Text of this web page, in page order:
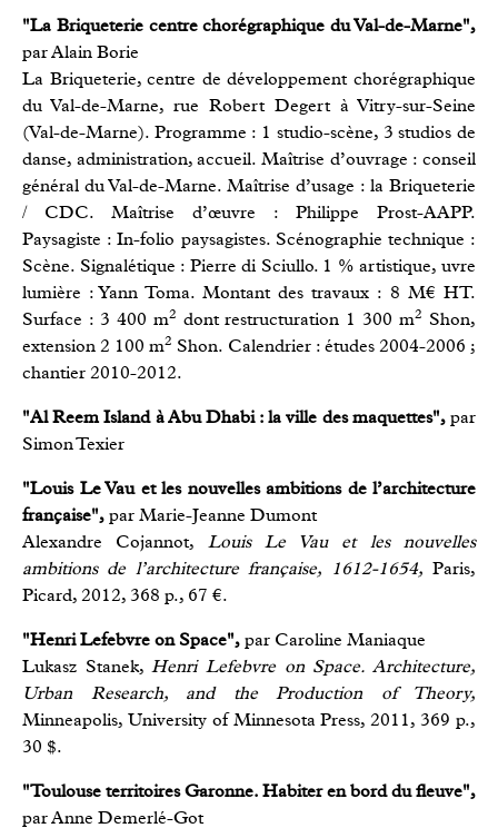
"La Briqueterie centre chorégraphique du Val-de-Marne",
par Alain Borie
La Briqueterie, centre de développement chorégraphique
du Val-de-Marne, rue Robert Degert à Vitry-sur-Seine
(Val-de-Marne). Programme : 1 studio-scène, 3 studios de
danse, administration, accueil. Maîtrise d’ouvrage : conseil
général du Val-de-Marne. Maîtrise d’usage : la Briqueterie
/ CDC. Maîtrise d’œuvre : Philippe Prost-AAPP.
Paysagiste : In-folio paysagistes. Scénographie technique :
Scène. Signalétique : Pierre di Sciullo. 1 % artistique, uvre
lumière : Yann Toma. Montant des travaux : 8 M€ HT.
Surface : 3 400 m2 dont restructuration 1 300 m2
Shon,
extension 2 100 m2 Shon. Calendrier : études 2004-2006 ;
chantier 2010-2012.
"Al Reem Island à Abu Dhabi : la ville des maquettes",par
Simon Texier
"Louis Le Vau et les nouvelles ambitions de l’architecture
française", par Marie-Jeanne Dumont
Alexandre Cojannot,
Louis Le Vau et les nouvelles
ambitions de l’architecture française, 1612-1654, Paris,
Picard, 2012, 368 p., 67 €.
"Henri Lefebvre on Space", par Caroline Maniaque
Lukasz Stanek, Henri Lefebvre on Space. Architecture,
Urban Research, and the Production of Theory,
Minneapolis, University of Minnesota Press, 2011, 369 p.,
30 $.
"Toulouse territoires Garonne. Habiter en bord du fleuve",
par Anne Demerlé-Got